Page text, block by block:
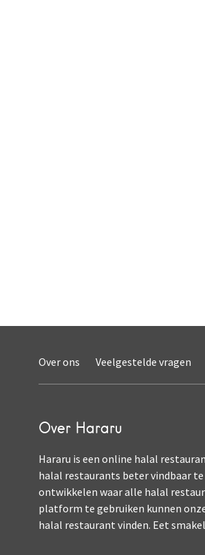
Over ons Veelgestelde vragen
Over Hararu
Hararu is een online halal
halal restaurants beter vindbaar
ontwikkelen waar alle halal
platform te gebruiken kunnen
halal restaurant vinden. Eet